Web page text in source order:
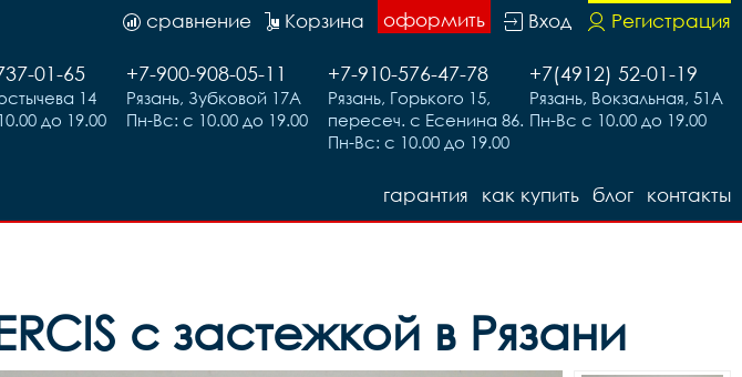
Регистрация
Вход
оформить
Корзина
сравнение
+7(4912) 52-01-19
Рязань, Вокзальная, 51А
Пн-Вс с 10.00 до 19.00
+7-910-576-47-78
Рязань, Горького 15,
пересеч. с Есенина 86.
Пн-Вс: с 10.00 до 19.00
+7-900-908-05-11
Рязань, Зубковой 17А
Пн-Вс: с 10.00 до 19.00
01-65
14
до 19.00
контакты
блог
как купить
гарантия
с застежкой в Рязани